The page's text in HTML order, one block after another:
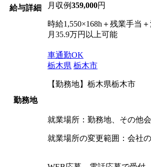
給与詳細
月収例359,000円
時給1,550×168h＋残業手当
月35.9万円以上可能
勤務地
車通勤OK
栃木県 栃木市
【勤務地】栃木県栃木市
就業場所：勤務地、その他
就業場所の変更範囲：会社